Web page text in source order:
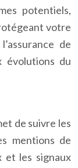
potentiels,
votre
de
évolutions du
de suivre les
mentions de
et les signaux